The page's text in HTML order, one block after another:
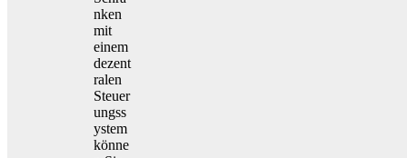
nken
mit
einem
dezent
ralen
Steuer
ungss
ystem
könne